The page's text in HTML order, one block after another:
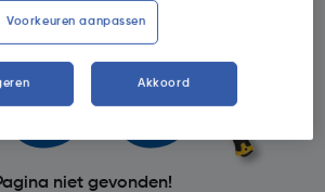
niet gevonden!
Voorkeuren aanpassen
Akkoord